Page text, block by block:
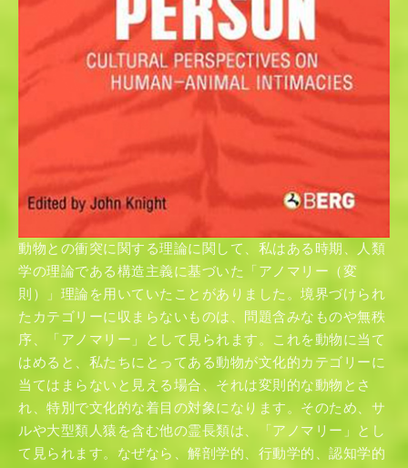
動物との衝突に関する理論に関して、私はある時期、人類
学の理論である構造主義に基づいた「アノマリー（変
則）」理論を用いていたことがありました。境界づけられ
たカテゴリーに収まらないものは、問題含みなものや無秩
序、「アノマリー」として見られます。これを動物に当て
はめると、私たちにとってある動物が文化的カテゴリーに
当てはまらないと見える場合、それは変則的な動物とさ
れ、特別で文化的な着目の対象になります。そのため、サ
ルや大型類人猿を含む他の霊長類は、「アノマリー」とし
て見られます。なぜなら、解剖学的、行動学的、認知学的